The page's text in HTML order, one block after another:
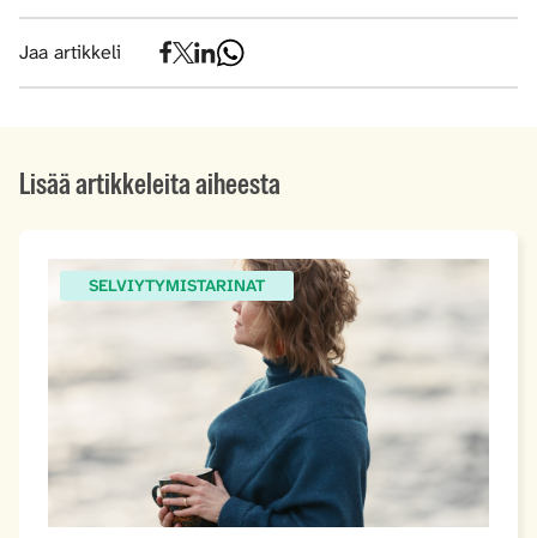
Jaa artikkeli
Lisää artikkeleita aiheesta
SELVIYTYMISTARINAT